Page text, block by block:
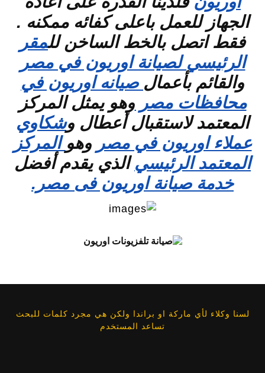
الجهاز للعمل باعلى كفائه ممكنه .
فقط اتصل بالخط الساخن للمقر
الرئيسي لصيانة اوريون في مصر
والقائم بأعمال صيانه اوريون في
محافظات مصروهو يمثل المركز
المعتمد لاستقبال أعطال وشكاوي
عملاء اوريون في مصر وهو المركز
المعتمد الرئيسيالذي يقدم أفضل
خدمة صيانة اوريون فى مصر.
لسنا وكلاء لأي ماركة او براندا ولكن هي مجرد كلمات للبحث
تساعد المستخدم